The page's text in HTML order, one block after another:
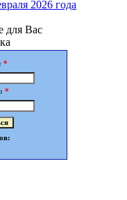
2026 года
для Вас
*
*